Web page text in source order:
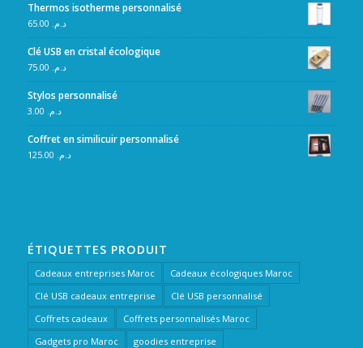
Thermos isotherme personnalisé
د.م.
Clé USB en cristal écologique
د.م.
Stylos personnalisé
د.م.
Coffret en similicuir personnalisé
د.م.
ÉTIQUETTES PRODUIT
Cadeaux entreprises Maroc
Cadeaux écologiques Maroc
Clé USB cadeaux entreprise
Clé USB personnalisé
Coffrets cadeaux
Coffrets personnalisés Maroc
Gadgets pro Maroc
goodies entreprise